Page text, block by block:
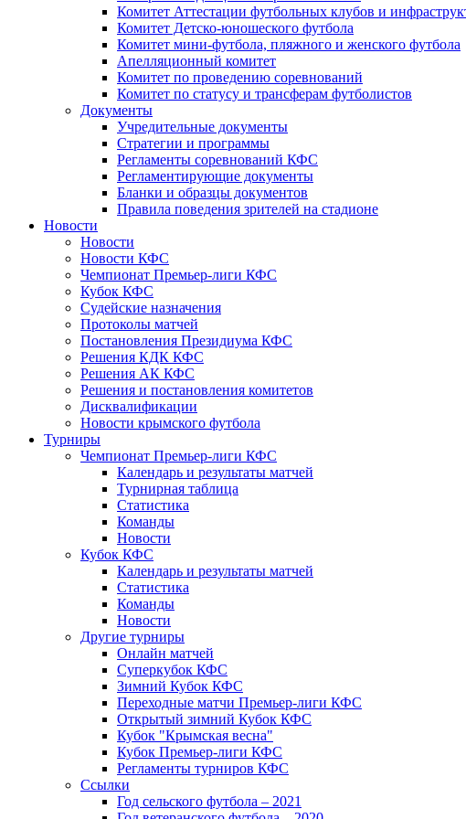
Комитет Аттестации футбольных клубов и
Комитет Детско-юношеского футбола
Комитет мини-футбола, пляжного и женского футбола
Апелляционный комитет
Комитет по проведению соревнований
Комитет по статусу и трансферам футболистов
Документы
Учредительные документы
Стратегии и программы
Регламенты соревнований КФС
Регламентирующие документы
Бланки и образцы документов
Правила поведения зрителей на стадионе
Новости
Новости
Новости КФС
Чемпионат Премьер-лиги КФС
Кубок КФС
Судейские назначения
Протоколы матчей
Постановления Президиума КФС
Решения КДК КФС
Решения АК КФС
Решения и постановления комитетов
Дисквалификации
Новости крымского футбола
Турниры
Чемпионат Премьер-лиги КФС
Календарь и результаты матчей
Турнирная таблица
Статистика
Команды
Новости
Кубок КФС
Календарь и результаты матчей
Статистика
Команды
Новости
Другие турниры
Онлайн матчей
Суперкубок КФС
Зимний Кубок КФС
Переходные матчи Премьер-лиги КФС
Открытый зимний Кубок КФС
Кубок "Крымская весна"
Кубок Премьер-лиги КФС
Регламенты турниров КФС
Ссылки
Год сельского футбола – 2021